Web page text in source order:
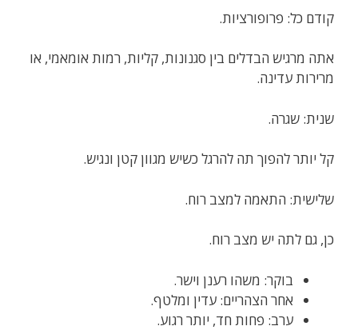
קודם כל: פרופורציות.
אתה מרגיש הבדלים בין סגנונות, קליות, רמות אומאמי, או
מרירות עדינה.
שנית: שגרה.
קל יותר להפוך תה להרגל כשיש מגוון קטן ונגיש.
שלישית: התאמה למצב רוח.
כן, גם לתה יש מצב רוח.
בוקר: משהו רענן וישר.
אחר הצהריים: עדין ומלטף.
ערב: פחות חד, יותר רגוע.